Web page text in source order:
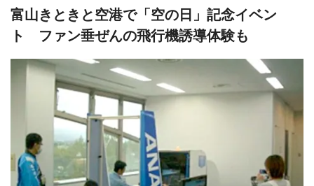
富山きときと空港で「空の日」記念イベン
ト ファン垂ぜんの飛行機誘導体験も